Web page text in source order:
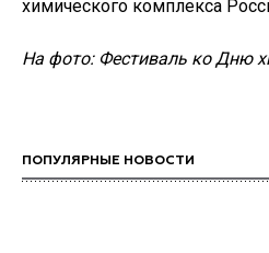
химического комплекса
На фото: Фестиваль ко Дню
ПОПУЛЯРНЫЕ НОВОСТИ